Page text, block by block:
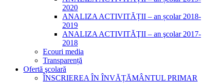
2020
ANALIZA ACTIVITĂȚII – an școlar 2018-
2019
ANALIZA ACTIVITĂŢII – an şcolar 2017-
2018
Ecouri media
Transparență
Ofertă şcolară
ÎNSCRIEREA ÎN ÎNVĂȚĂMÂNTUL PRIMAR